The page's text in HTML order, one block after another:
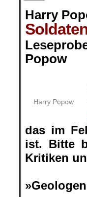
Harry
Popow
Harry Popow
das im
ist. Bitte
Kritiken